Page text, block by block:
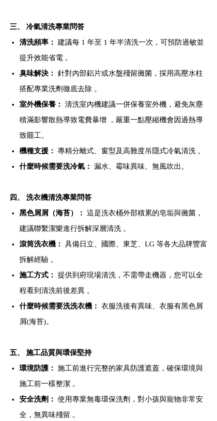
三、 冷氣清洗專業問答
清洗頻率：
建議每 1 年至 1 年半清洗一次，可預防過敏並
提升效能省電 。
臭味解決：
針對內部鋁片或水盤殘留黴菌，採用高壓水柱
搭配專業洗劑徹底去除 。
室外機保養：
清洗室內機建議一併保養室外機，避免灰塵
積滿影響散熱導致電費暴增 ，嚴重一點壓縮機會因過熱導
致罷工。
機種支援：
專精分離式、窗型及高難度吊隱式冷氣清洗 。
什麼時候需要洗冷氣：
漏水、霉味異味、無風吹出。
四、 洗衣機清洗專業問答
黑色屑屑（海苔）：
這是洗衣桶外部積累的皂垢與黴菌，
建議聯繫潔樂進行拆解深層清洗 。
滾筒洗衣機：
具備日立、國際、東芝、LG 等各大品牌豐富
拆解經驗 。
施工方式：
提供到府現場清洗，不需帶走機器，您可以全
程看到清洗前後差異 。
什麼時候需要洗洗衣機：
衣服洗後有異味、衣服有黑色屑
屑(海苔)。
五、 施工品質與環保堅持
環境防護：
施工前進行完整的家具防護遮蓋，確保環境與
施工前一樣整潔 。
安全洗劑：
使用專業無毒環保洗劑，對小孩與寵物非常安
全，無異味殘留 。